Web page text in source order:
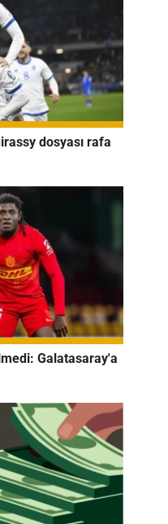
dosyası rafa
Galatasaray'a